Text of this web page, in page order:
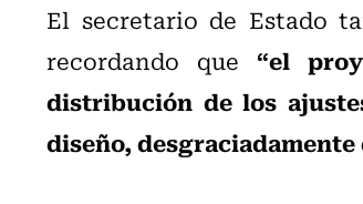
El secretario de Estado
recordando que“el
distribución de los
diseño,